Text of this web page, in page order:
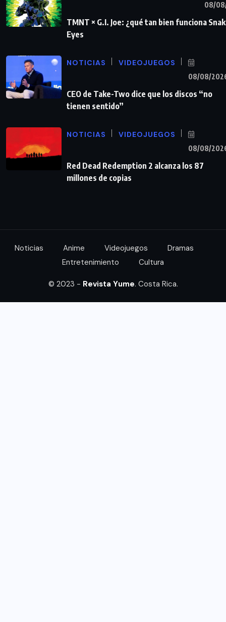
08/
TMNT × G.I. Joe: ¿qué tan bien funciona
Eyes
NOTICIAS VIDEOJUEGOS
08/08/
CEO de Take-Two dice que los discos “no
tienen sentido”
NOTICIAS VIDEOJUEGOS
08/08/
Red Dead Redemption 2 alcanza los 87
millones de copias
Noticias Anime Videojuegos
Dramas
Entretenimiento
Cultura
© 2023 - Revista Yume. Costa Rica.